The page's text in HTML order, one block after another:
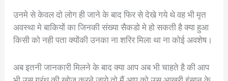
उनमे से केवल दो लोग ही जाने के बाद फिर से देखे गये थे वह भी मृत
अवस्था मे बाकियों का जिनकी संख्या सैकडो मे हो सकती है क्या हुआ
किसी को नही पता क्योंकी उनका ना शरिर मिला था ना कोई अवशेष।
अब इतनी जानकारी मिलने के बाद क्या आप अब भी चाहते है की आप